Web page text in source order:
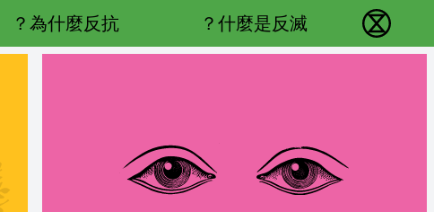
反抗滅絕 - Home
什麼是反滅？
為什麼反抗？